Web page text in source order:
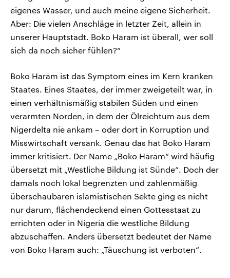
eigenes Wasser, und auch meine eigene Sicherheit.
Aber: Die vielen Anschläge in letzter Zeit, allein in
unserer Hauptstadt. Boko Haram ist überall, wer soll
sich da noch sicher fühlen?“
Boko Haram ist das Symptom eines im Kern kranken
Staates. Eines Staates, der immer zweigeteilt war, in
einen verhältnismäßig stabilen Süden und einen
verarmten Norden, in dem der Ölreichtum aus dem
Nigerdelta nie ankam – oder dort in Korruption und
Misswirtschaft versank. Genau das hat Boko Haram
immer kritisiert. Der Name „Boko Haram“ wird häufig
übersetzt mit „Westliche Bildung ist Sünde“. Doch der
damals noch lokal begrenzten und zahlenmäßig
überschaubaren islamistischen Sekte ging es nicht
nur darum, flächendeckend einen Gottesstaat zu
errichten oder in Nigeria die westliche Bildung
abzuschaffen. Anders übersetzt bedeutet der Name
von Boko Haram auch: „Täuschung ist verboten“.